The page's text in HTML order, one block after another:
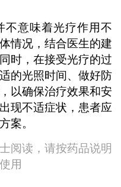
不意味着光疗作用不
情况，结合医生的建
时，在接受光疗的过
的光照时间、做好防
以确保治疗效果和安
现不适症状，患者应
案。
阅读，请按药品说明
用